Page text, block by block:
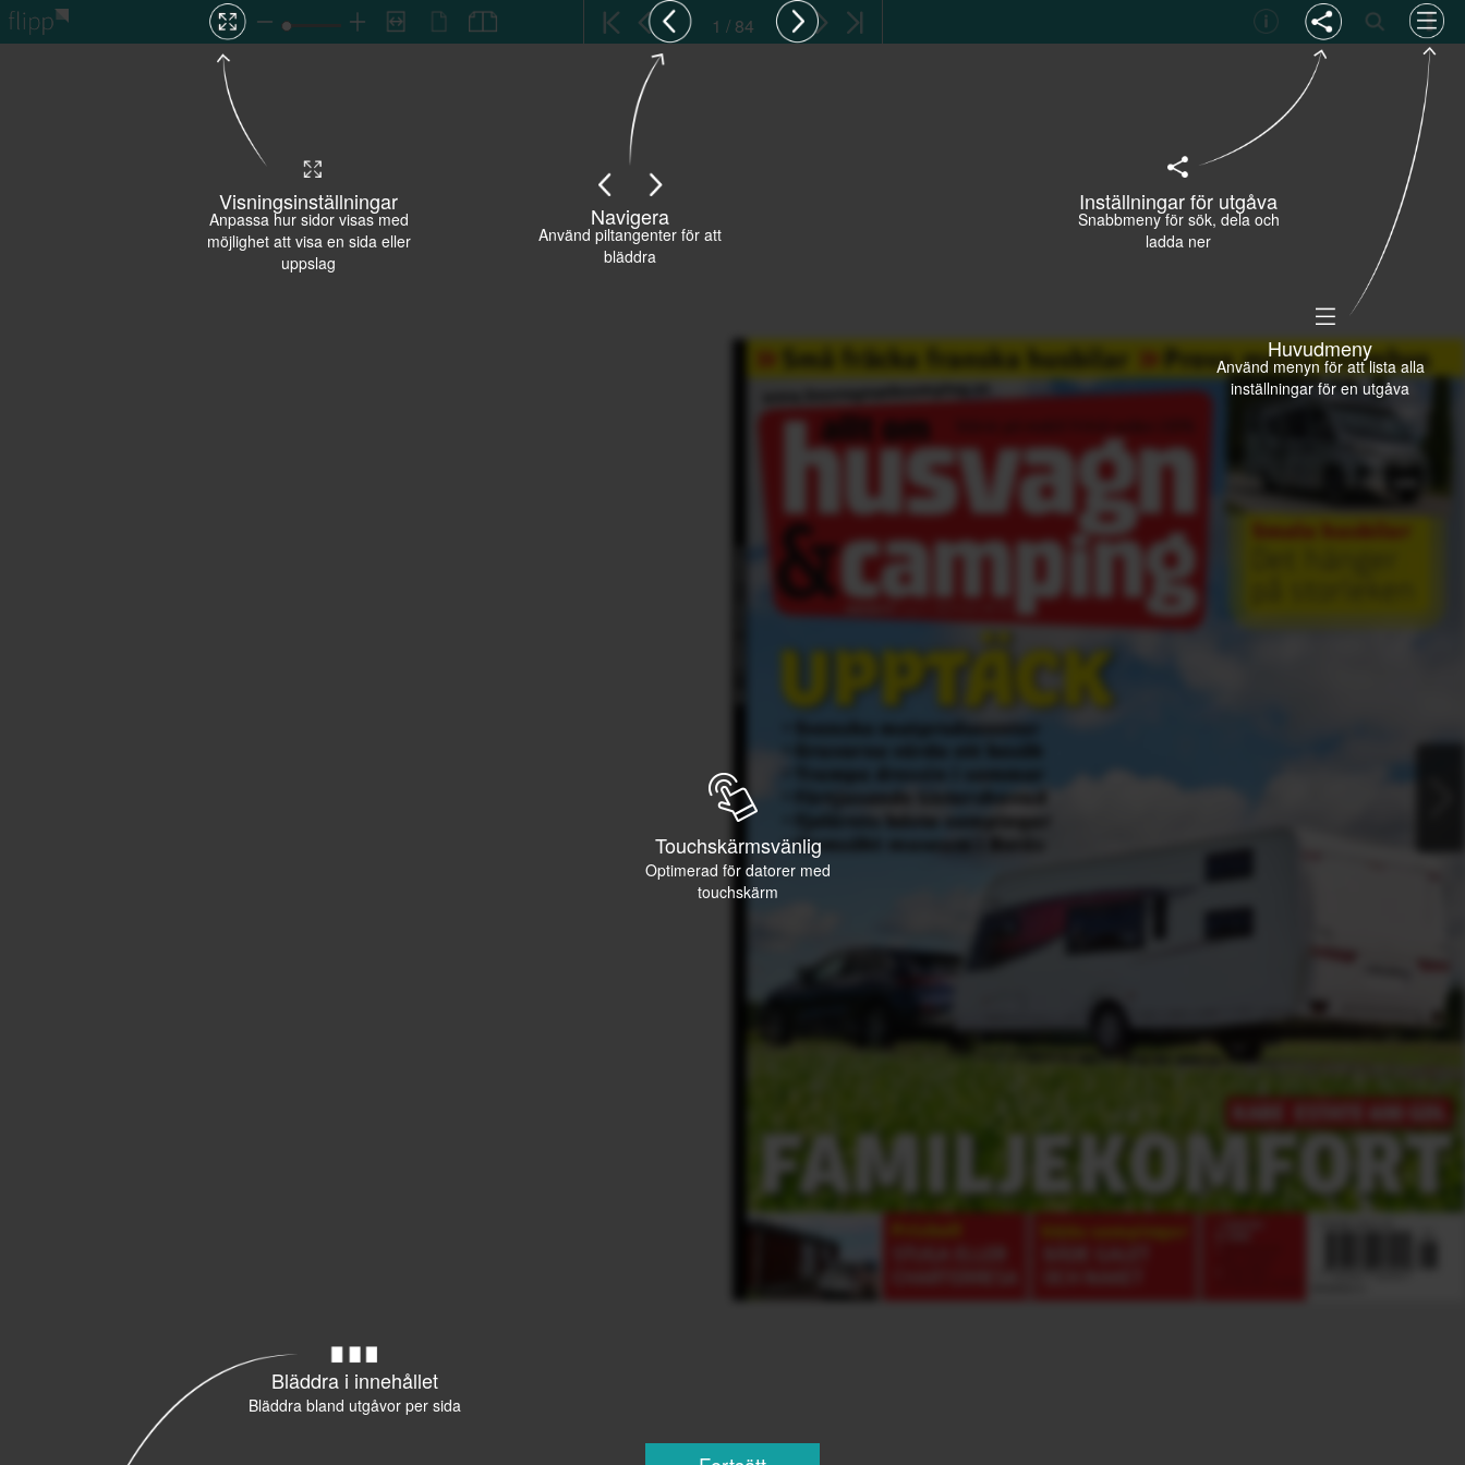
Bläddra i innehållet
Bläddra bland utgåvor per sida
Huvudmeny
Använd menyn för att lista alla
inställningar för en utgåva
Touchskärmsvänlig
Optimerad för datorer med
touchskärm
Visningsinställningar
Anpassa hur sidor visas med
möjlighet att visa en sida eller
uppslag
Navigera
Använd piltangenter för att
bläddra
Inställningar för utgåva
Snabbmeny för sök, dela och
ladda ner
1 / 84